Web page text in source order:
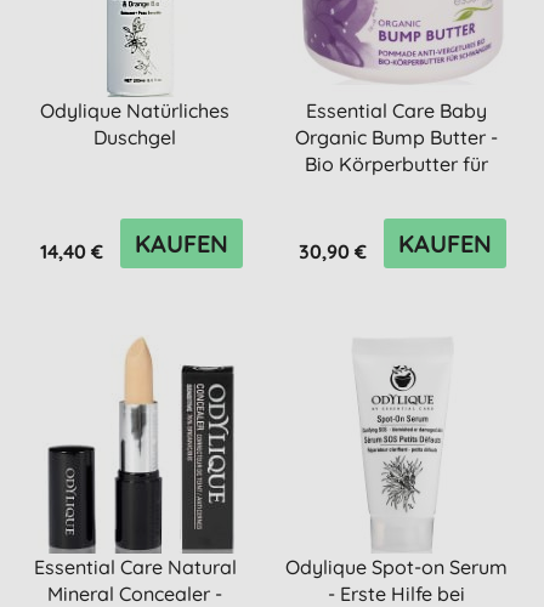
Odylique Natürliches
Duschgel
14,40 € KAUFEN
Essential Care Baby
Organic Bump Butter -
Bio Körperbutter für
30,90 € KAUFEN
Essential Care Natural
Mineral Concealer -
Odylique Spot-on Serum
- Erste Hilfe bei